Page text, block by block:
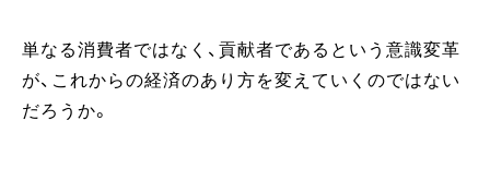
単なる消費者ではなく、貢献者であるという意識変革
が、これからの経済のあり方を変えていくのではない
だろうか。